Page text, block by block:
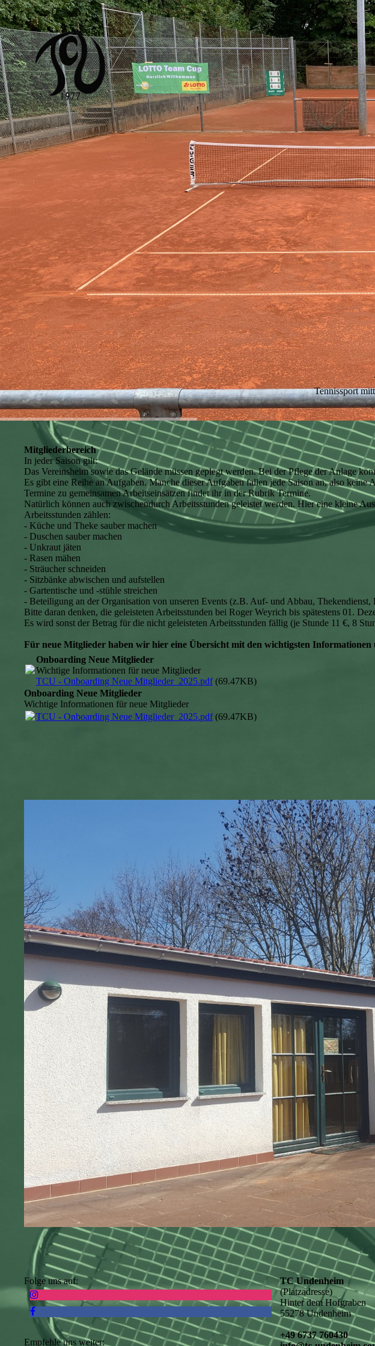
Tennissport
Mitgliederbereich
In jeder Saison gilt:
Das Vereinsheim sowie das Gelände müssen geplegt werden. Bei der Pflege der Anlage
Es gibt eine Reihe an Aufgaben. Manche dieser Aufgaben fallen jede Saison an, also
Termine zu gemeinsamen Arbeitseinsätzen findet ihr in der Rubrik Termine.
Natürlich können auch zwischendurch Arbeitsstunden geleistet werden. Hier eine kleine
Arbeitsstunden zählen:
- Küche und Theke sauber machen
- Duschen sauber machen
- Unkraut jäten
- Rasen mähen
- Sträucher schneiden
- Sitzbänke abwischen und aufstellen
- Gartentische und -stühle streichen
- Beteiligung an der Organisation von unseren Events (z.B. Auf- und Abbau,
Bitte daran denken, die geleisteten Arbeitsstunden bei Roger Weyrich bis spätestens 01.
Es wird sonst der Betrag für die nicht geleisteten Arbeitsstunden fällig (je Stunde 11 €, 8
Für neue Mitglieder haben wir hier eine Übersicht mit den wichtigsten Informationen
Onboarding Neue Mitglieder
Wichtige Informationen für neue Mitglieder
TCU - Onboarding Neue Mitglieder_2025.pdf(69.47KB)
Onboarding Neue Mitglieder
Wichtige Informationen für neue Mitglieder
TCU - Onboarding Neue Mitglieder_2025.pdf(69.47KB)
Folge uns auf:
Empfehle uns weiter:
TC Undenheim
(Platzadresse)
Hinter dem Hofgraben
55278 Undenheim
+49 6737 760430